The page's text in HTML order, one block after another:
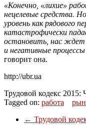
«Конечно, «лихие»
нецелевые средства.
уровень как рядового
катастрофически
остановить, нас ждет
и негативные процессы
говорит она.
http://ubr.ua
Трудовой кодекс 2015:
Tagged on: работа
← Трудовой